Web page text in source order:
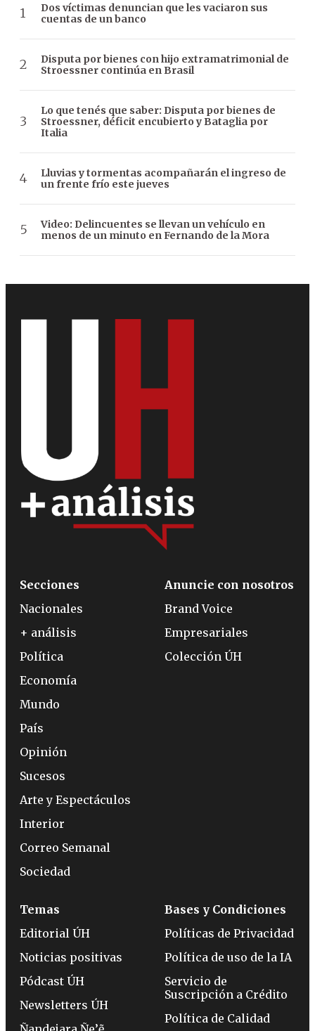
Dos víctimas denuncian que les vaciaron sus
cuentas de un banco
Disputa por bienes con hijo extramatrimonial de
Stroessner continúa en Brasil
Lo que tenés que saber: Disputa por bienes de
Stroessner, déficit encubierto y Bataglia por
Italia
Lluvias y tormentas acompañarán el ingreso de
un frente frío este jueves
Video: Delincuentes se llevan un vehículo en
menos de un minuto en Fernando de la Mora
Secciones
Nacionales
+ análisis
Política
Economía
Mundo
País
Opinión
Sucesos
Arte y Espectáculos
Interior
Correo Semanal
Sociedad
Anuncie con nosotros
Brand Voice
Empresariales
Colección ÚH
Temas
Editorial ÚH
Noticias positivas
Pódcast ÚH
Newsletters ÚH
Bases y Condiciones
Políticas de Privacidad
Política de uso de la IA
Servicio de
Suscripción a Crédito
Política de Calidad